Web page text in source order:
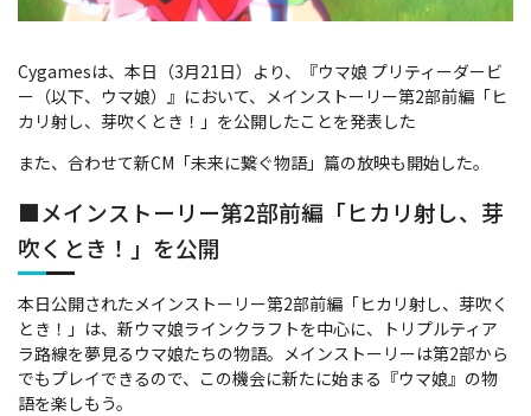
Cygamesは、本日（3月21日）より、『ウマ娘 プリティーダービ
ー（以下、ウマ娘）』において、メインストーリー第2部前編「ヒ
カリ射し、芽吹くとき！」を公開したことを発表した
また、合わせて新CM「未来に繋ぐ物語」篇の放映も開始した。
■メインストーリー第2部前編「ヒカリ射し、芽
吹くとき！」を公開
本日公開されたメインストーリー第2部前編「ヒカリ射し、芽吹く
とき！」は、新ウマ娘ラインクラフトを中心に、トリプルティア
ラ路線を夢見るウマ娘たちの物語。メインストーリーは第2部から
でもプレイできるので、この機会に新たに始まる『ウマ娘』の物
語を楽しもう。